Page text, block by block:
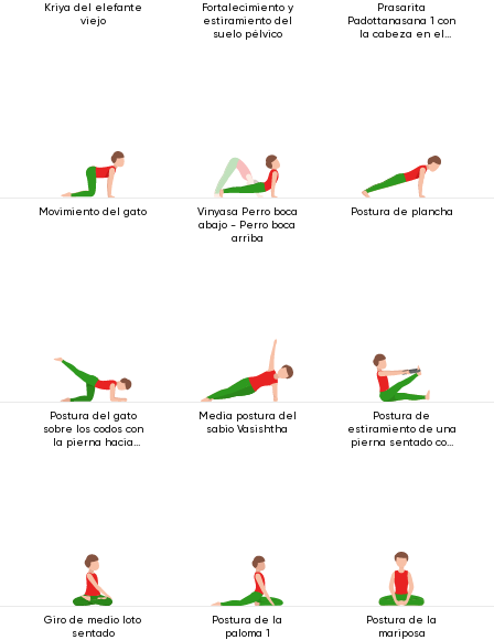
Kriya del elefante
viejo
Fortalecimiento y
estiramiento del
suelo pélvico
Prasarita
Padottanasana 1 con
la cabeza en el
Movimiento del gato
Vinyasa Perro boca
abajo - Perro boca
arriba
Postura de plancha
Postura del gato
sobre los codos con
la pierna hacia
Media postura del
sabio Vasishtha
Postura de
estiramiento de una
pierna sentado con
Giro de medio loto
sentado
Postura de la
paloma 1
Postura de la
mariposa